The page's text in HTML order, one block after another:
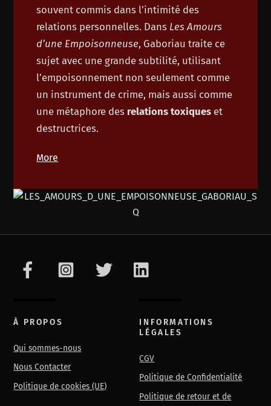
souvent commis dans l’intimité des
relations personnelles. Dans Les Amours
d’une Empoisonneuse, Gaboriau traite ce
sujet avec une grande subtilité, utilisant
l’empoisonnement non seulement comme
un instrument de crime, mais aussi comme
une métaphore des relations toxiques et
destructrices.
More
À PROPOS
Qui sommes-nous
Nous Contacter
Politique de cookies (UE)
INFORMATIONS
LÉGALES
CGV
Politique de Confidentialité
Politique de retour et de